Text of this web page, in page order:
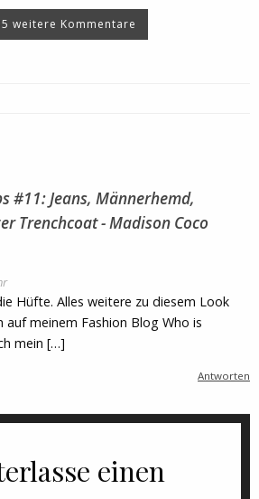
weitere Kommentare
#11: Jeans, Männerhemd,
Trenchcoat - Madison Coco
Hüfte. Alles weitere zu diesem Look
meinem Fashion Blog Who is
mein […]
Antworten
einen